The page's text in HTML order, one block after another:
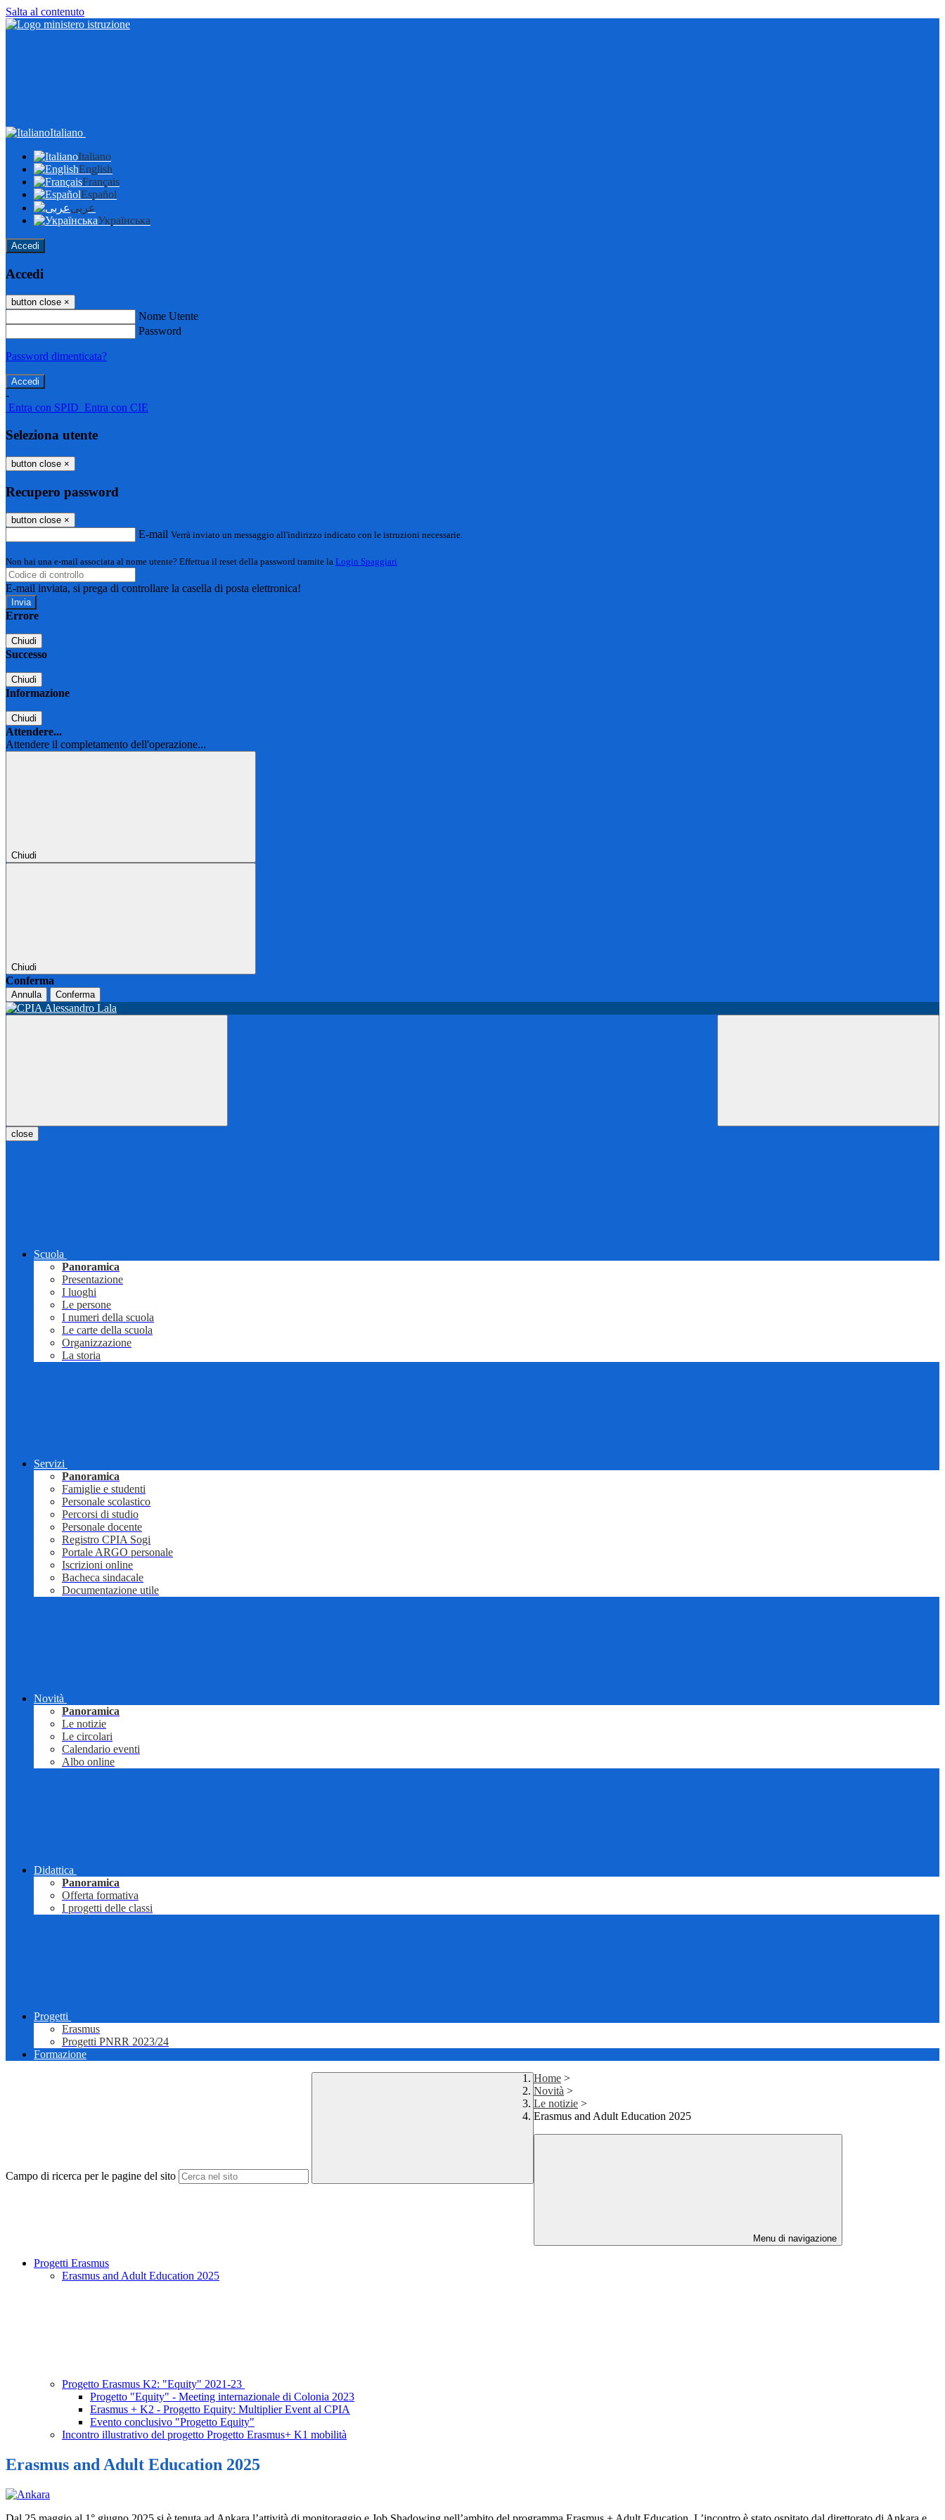
Salta al contenuto
Italiano
Italiano
English
Français
Español
عربى
Українська
Accedi
Accedi
button close ×
Nome Utente
Password
Password dimenticata?
-
Entra con SPID Entra con CIE
Seleziona utente
button close ×
Recupero password
button close ×
E-mail Verrà inviato un messaggio all'indirizzo indicato con le istruzioni necessarie.
Non hai una e-mail associata al nome utente? Effettua il reset della password tramite la Login Spaggiari
E-mail inviata, si prega di controllare la casella di posta elettronica!
Errore
Chiudi
Successo
Chiudi
Informazione
Chiudi
Attendere...
Attendere il completamento dell'operazione...
Chiudi
Chiudi
Conferma
Annulla Conferma
close
Scuola
Panoramica
Presentazione
I luoghi
Le persone
I numeri della scuola
Le carte della scuola
Organizzazione
La storia
Servizi
Panoramica
Famiglie e studenti
Personale scolastico
Percorsi di studio
Personale docente
Registro CPIA Sogi
Portale ARGO personale
Iscrizioni online
Bacheca sindacale
Documentazione utile
Novità
Panoramica
Le notizie
Le circolari
Calendario eventi
Albo online
Didattica
Panoramica
Offerta formativa
I progetti delle classi
Progetti
Erasmus
Progetti PNRR 2023/24
Formazione
Campo di ricerca per le pagine del sito
Home >
Novità >
Le notizie >
Erasmus and Adult Education 2025
Menu di navigazione
Progetti Erasmus
Erasmus and Adult Education 2025
Progetto Erasmus K2: "Equity" 2021-23
Progetto "Equity" - Meeting internazionale di Colonia 2023
Erasmus + K2 - Progetto Equity: Multiplier Event al CPIA
Evento conclusivo "Progetto Equity"
Incontro illustrativo del progetto Progetto Erasmus+ K1 mobilità
Erasmus and Adult Education 2025